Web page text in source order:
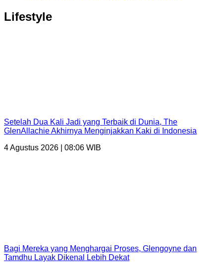
Lifestyle
Setelah Dua Kali Jadi yang Terbaik di Dunia, The
GlenAllachie Akhirnya Menginjakkan Kaki di Indonesia
4 Agustus 2026 | 08:06 WIB
Bagi Mereka yang Menghargai Proses, Glengoyne dan
Tamdhu Layak Dikenal Lebih Dekat